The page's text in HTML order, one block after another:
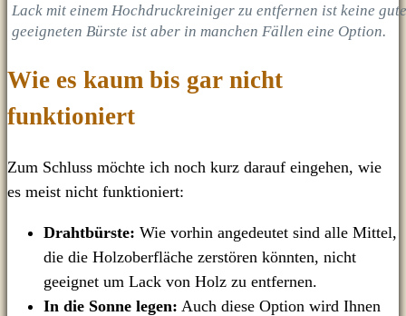
Lack mit einem Hochdruckreiniger zu entfernen ist keine
geeigneten Bürste ist aber in manchen Fällen eine Option.
Wie es kaum bis gar nicht
funktioniert
Zum Schluss möchte ich noch kurz darauf eingehen, wie
es meist nicht funktioniert:
Drahtbürste: Wie vorhin angedeutet sind alle Mittel,
die die Holzoberfläche zerstören könnten, nicht
geeignet um Lack von Holz zu entfernen.
In die Sonne legen: Auch diese Option wird Ihnen